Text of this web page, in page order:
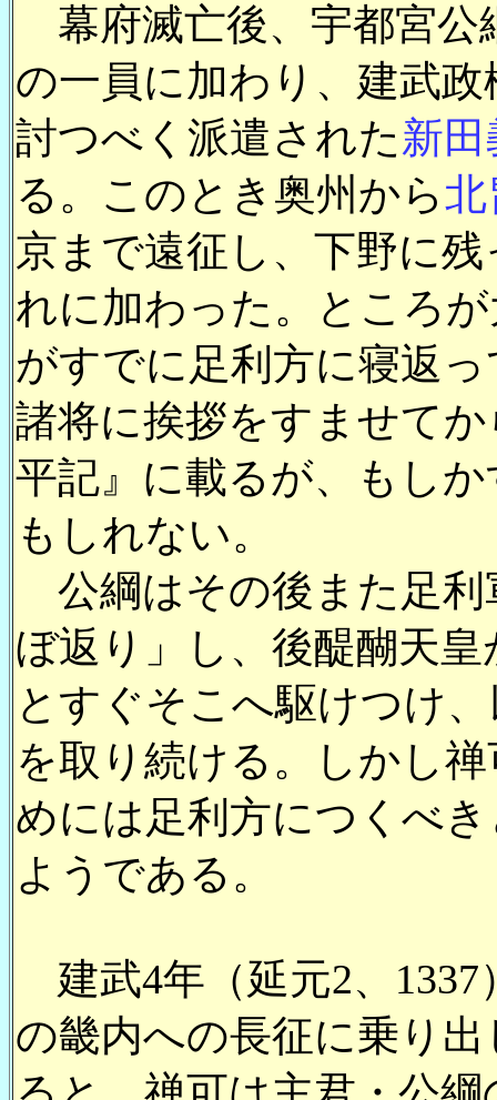
幕府滅亡後、宇都宮公
の一員に加わり、建武
討つべく派遣された新
る。このとき奥州から北
京まで遠征し、下野に
れに加わった。ところ
がすでに足利方に寝返
諸将に挨拶をすませて
平記』に載るが、もし
もしれない。
公綱はその後また足利
ぼ返り」し、後醍醐天
とすぐそこへ駆けつけ
を取り続ける。しかし
めには足利方につくべ
ようである。
建武4年（延元2、1337
の畿内への長征に乗り